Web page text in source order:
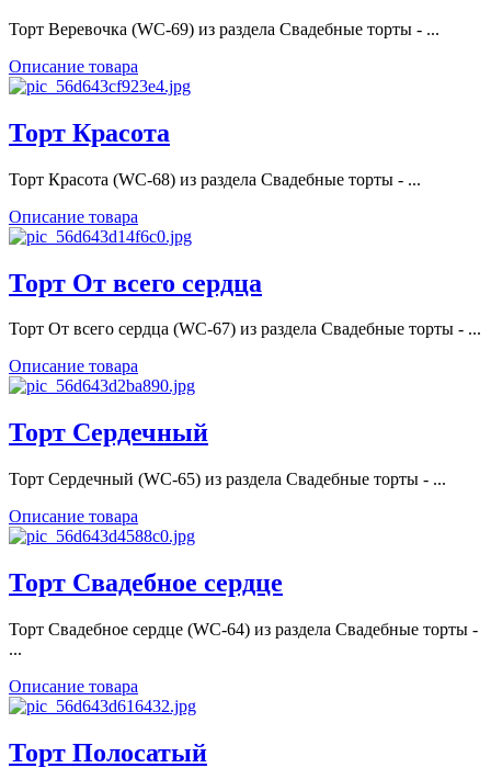
Торт Веревочка (WC-69) из раздела Свадебные торты - ...
Описание товара
Торт Красота
Торт Красота (WC-68) из раздела Свадебные торты - ...
Описание товара
Торт От всего сердца
Торт От всего сердца (WC-67) из раздела Свадебные торты - ...
Описание товара
Торт Сердечный
Торт Сердечный (WC-65) из раздела Свадебные торты - ...
Описание товара
Торт Свадебное сердце
Торт Свадебное сердце (WC-64) из раздела Свадебные торты -
...
Описание товара
Торт Полосатый